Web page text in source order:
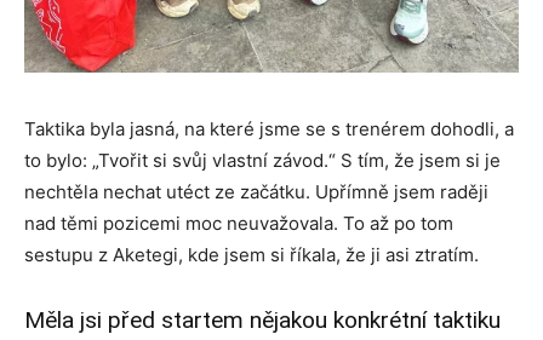
Taktika byla jasná, na které jsme se s trenérem dohodli, a
to bylo: „Tvořit si svůj vlastní závod.“ S tím, že jsem si je
nechtěla nechat utéct ze začátku. Upřímně jsem raději
nad těmi pozicemi moc neuvažovala. To až po tom
sestupu z Aketegi, kde jsem si říkala, že ji asi ztratím.
Měla jsi před startem nějakou konkrétní taktiku